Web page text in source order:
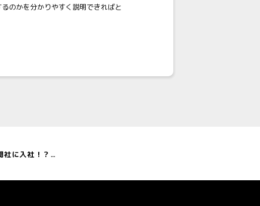
のかを分かりやすく説明できればと
『秘密結社 鷹の爪』の吉田くんが朝日新聞社に入社！？ 「特別取材班記者」として動画と解説紙面でわかりやすいニュースを発信